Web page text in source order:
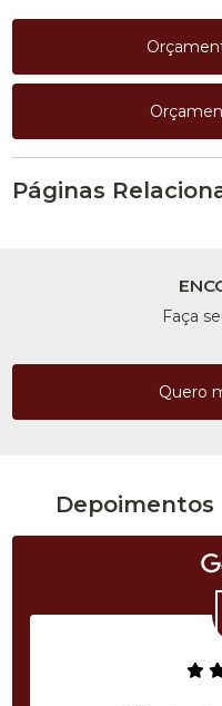
Páginas
Faça
Quero
Depoimentos